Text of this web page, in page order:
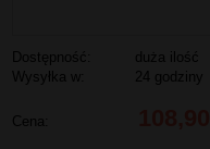
Dostępność:
duża ilość
Wysyłka w:
24 godziny
Cena: